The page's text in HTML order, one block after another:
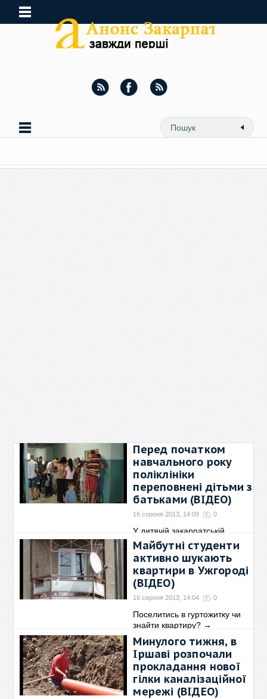
Перед початком
навчального року
поліклініки
переповнені дітьми з
батьками (ВІДЕО)
16 серпня 2013, 14:09 0
У дитячій закарпатській
поліклініці настав→
Майбутні студенти
активно шукають
квартири в Ужгороді
(ВІДЕО)
16 серпня 2013, 14:04 0
Поселитись в гуртожитку чи
знайти квартиру? →
Минулого тижня, в
Іршаві розпочали
прокладання нової
гілки каналізаційної
мережі (ВІДЕО)